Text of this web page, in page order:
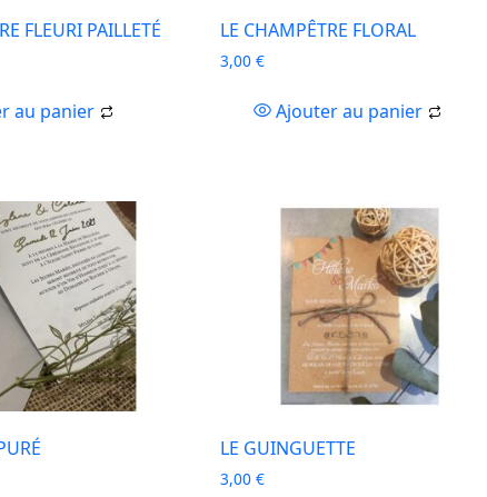
FLEURI PAILLETÉ
au panier
LE CHAMPÊTRE FLORAL
3,00 €
Ajouter au panier
LE GUINGUETTE
3,00 €